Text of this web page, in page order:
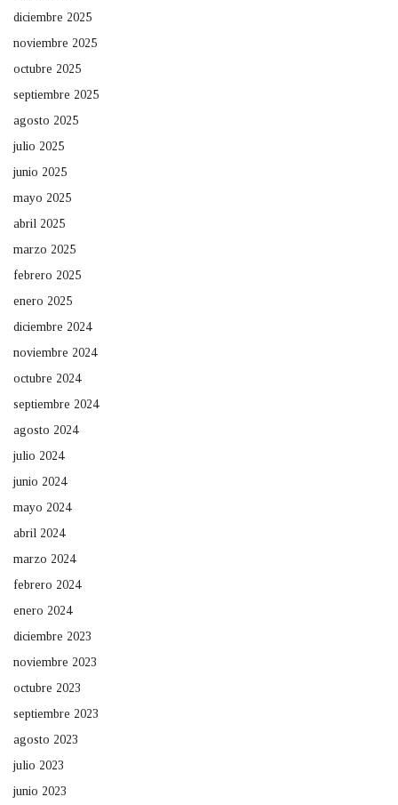
diciembre 2025
noviembre 2025
octubre 2025
septiembre 2025
agosto 2025
julio 2025
junio 2025
mayo 2025
abril 2025
marzo 2025
febrero 2025
enero 2025
diciembre 2024
noviembre 2024
octubre 2024
septiembre 2024
agosto 2024
julio 2024
junio 2024
mayo 2024
abril 2024
marzo 2024
febrero 2024
enero 2024
diciembre 2023
noviembre 2023
octubre 2023
septiembre 2023
agosto 2023
julio 2023
junio 2023